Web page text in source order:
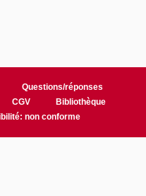
Questions/réponses
CGV
Bibliothèque
non conforme